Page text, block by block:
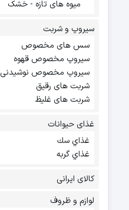
میوه های تازه - خشک
سیروپ و شربت
سس های مخصوص
سیروپ مخصوص قهوه
سیروپ مخصوص نوشیدنی
شربت های رقیق
شربت های غلیظ
غذای حیوانات
غذاي سك
غذاي گربه
کالای ایرانی
لوازم و ظروف